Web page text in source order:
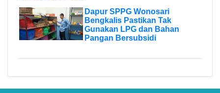
Dapur SPPG Wonosari
Bengkalis Pastikan Tak
Gunakan LPG dan Bahan
Pangan Bersubsidi